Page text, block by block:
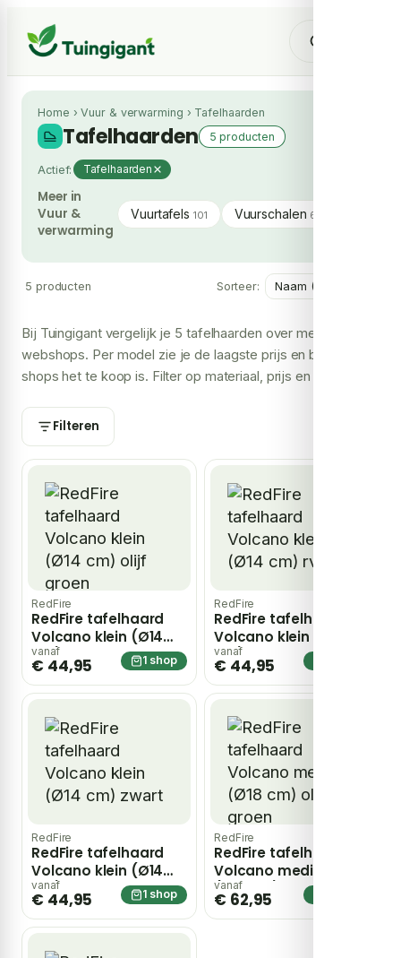
Home ›Vuur & verwarming › Tafelhaarden
Tafelhaarden 5 producten
Actief: Tafelhaarden
Meer in
Vuur &
verwarming
Vuurtafels 101 Vuurschalen 69
5 producten Sorteer:
Bij Tuingigant vergelijk je 5 tafelhaarden over meerdere
webshops. Per model zie je de laagste prijs en bij hoeveel
shops het te koop is. Filter op materiaal, prijs en merk om
Filteren
RedFire
RedFire tafelhaard
Volcano klein (Ø14
cm) olijf groen
vanaf
€ 44,95 1 shop
RedFire
RedFire tafelhaard
Volcano klein (Ø14
cm) rvs
vanaf
€ 44,95
RedFire
RedFire tafelhaard
Volcano klein (Ø14
cm) zwart
vanaf
€ 44,95 1 shop
RedFire
RedFire tafelhaard
Volcano medium
(Ø18 cm) olijf groen
vanaf
€ 62,95